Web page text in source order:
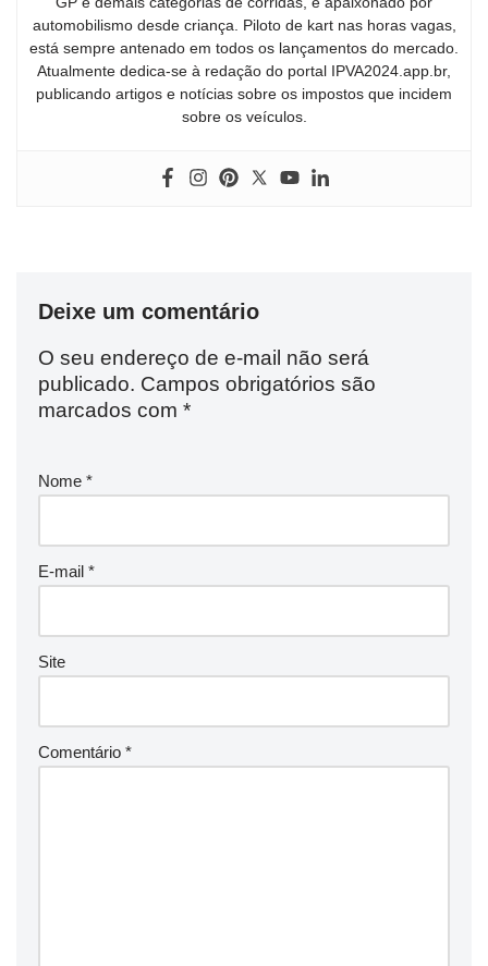
automobilismo desde criança. Piloto de kart nas horas vagas,
está sempre antenado em todos os lançamentos do mercado.
Atualmente dedica-se à redação do portal IPVA2024.app.br,
publicando artigos e notícias sobre os impostos que incidem
sobre os veículos.
Deixe um comentário
O seu endereço de e-mail não será
publicado. Campos obrigatórios são
marcados com *
Nome *
E-mail *
Site
Comentário *